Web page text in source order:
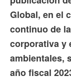
Global, en el
continuo de
corporativa y
ambientales,
año fiscal